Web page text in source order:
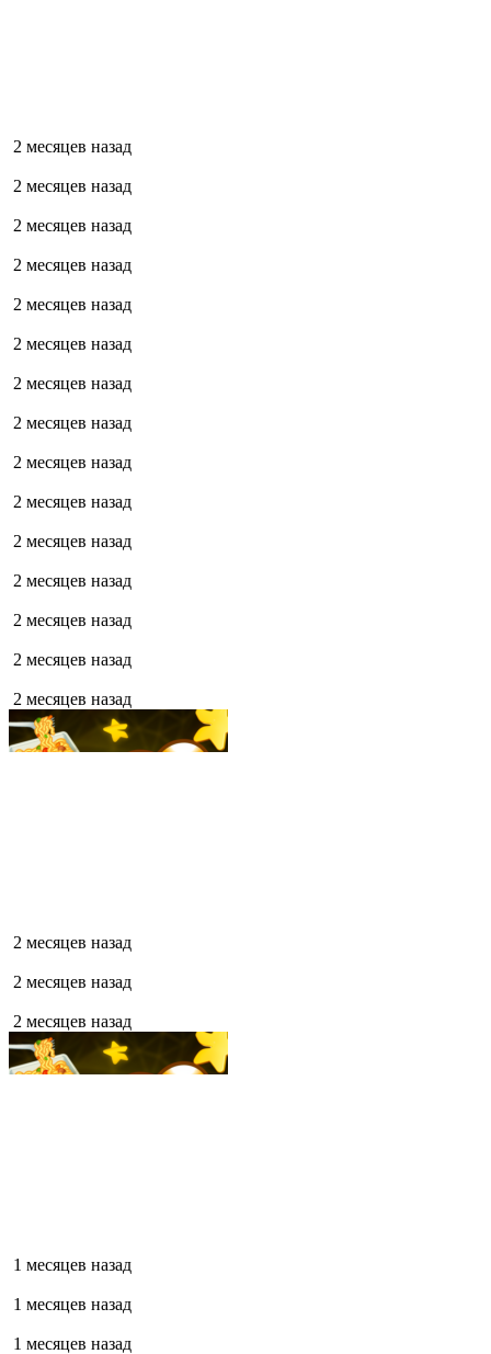
2 месяцев назад
2 месяцев назад
2 месяцев назад
2 месяцев назад
2 месяцев назад
2 месяцев назад
2 месяцев назад
2 месяцев назад
2 месяцев назад
2 месяцев назад
2 месяцев назад
2 месяцев назад
2 месяцев назад
2 месяцев назад
2 месяцев назад
2 месяцев назад
2 месяцев назад
2 месяцев назад
1 месяцев назад
1 месяцев назад
1 месяцев назад